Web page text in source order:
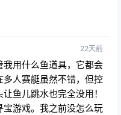
用什么鱼道具，它都会
人赛艇虽然不错，但控
鱼儿跳水也完全没用！
游戏。我之前没怎么玩
的粉丝，现在也没什么